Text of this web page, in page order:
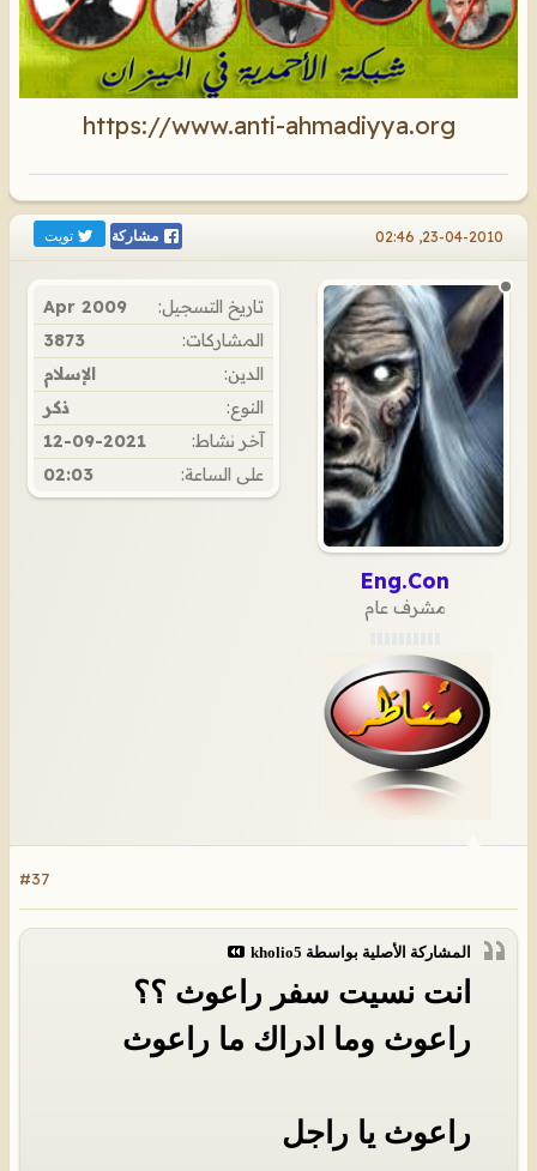
https://www.anti-ahmadiyya.org
23-04-2010, 02:46 مشاركة تويت
Eng.Con
مشرف عام
تاريخ التسجيل:
Apr 2009
المشاركات:
3873
الدين:
الإسلام
النوع:
ذكر
آخر نشاط:
12-09-2021
على الساعة:
02:03
#37
المشاركة الأصلية بواسطة kholio5
انت نسيت سفر راعوث ؟؟
راعوث وما ادراك ما راعوث
راعوث يا راجل